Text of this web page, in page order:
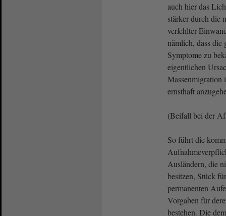
auch hier das
stärker durch die
verfehlter
nämlich, dass die
Symptome zu
eigentlichen
Massenmigration
ernsthaft
(Beifall bei der
So führt die
Ausländern, die
besitzen, Stück
permanenten
Vorgaben für
bestehen. Die